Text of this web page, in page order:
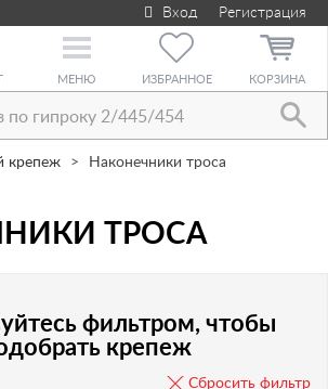
Вход Регистрация
Toggle
МЕНЮ ИЗБРАННОЕ КОРЗИНА
крепеж Наконечники троса
ТРОСА
фильтром, чтобы
крепеж
Сбросить фильтр